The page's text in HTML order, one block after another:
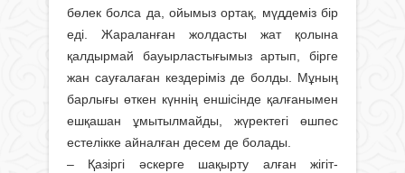
бөлек болса да, ойымыз ортақ, мүддеміз бір
еді. Жараланған жолдасты жат қолына
қалдырмай бауырластығымыз артып, бірге
жан сауғалаған кездеріміз де болды. Мұның
барлығы өткен күннің еншісінде қалғанымен
ешқашан ұмытылмайды, жүректегі өшпес
естелікке айналған десем де болады.
– Қазіргі әскерге шақырту алған жігіт­